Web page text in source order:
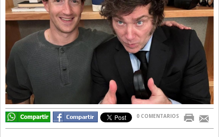
Diarios del Mundo
Directivos
Ecología y Ambiente
Economía
El Experto
El Innovador
El Precio Que Yo Ví
Entrevista
0 COMENTARIOS